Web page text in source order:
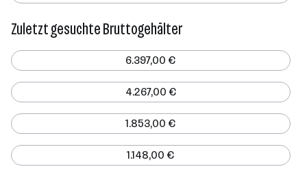
Zuletzt gesuchte Bruttogehälter
6.397,00 €
4.267,00 €
1.853,00 €
1.148,00 €